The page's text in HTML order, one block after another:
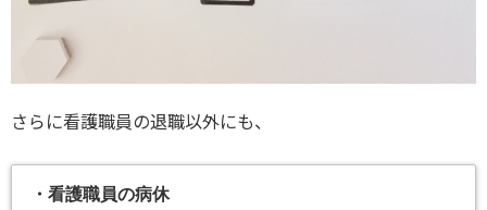
さらに看護職員の退職以外にも、
・看護職員の病休